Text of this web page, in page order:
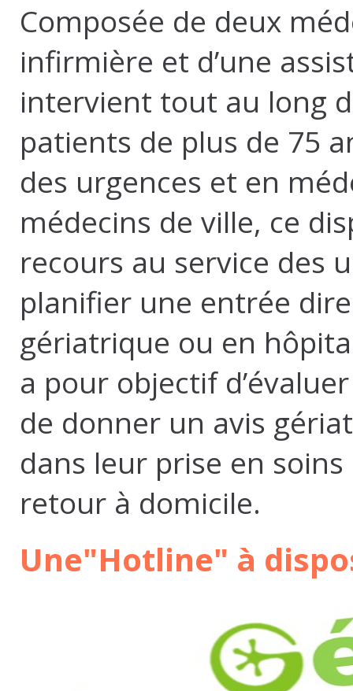
Composée de deux
infirmière et d’une
intervient tout au long
patients de plus de 75
des urgences et en
médecins de ville, ce
recours au service des
planifier une entrée
gériatrique ou en
a pour objectif
de donner un avis
dans leur prise en
retour à domicile.
Une"Hotline" à